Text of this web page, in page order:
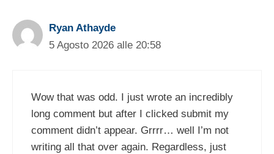
Ryan Athayde
5 Agosto 2026 alle 20:58
Wow that was odd. I just wrote an incredibly
long comment but after I clicked submit my
comment didn’t appear. Grrrr… well I’m not
writing all that over again. Regardless, just